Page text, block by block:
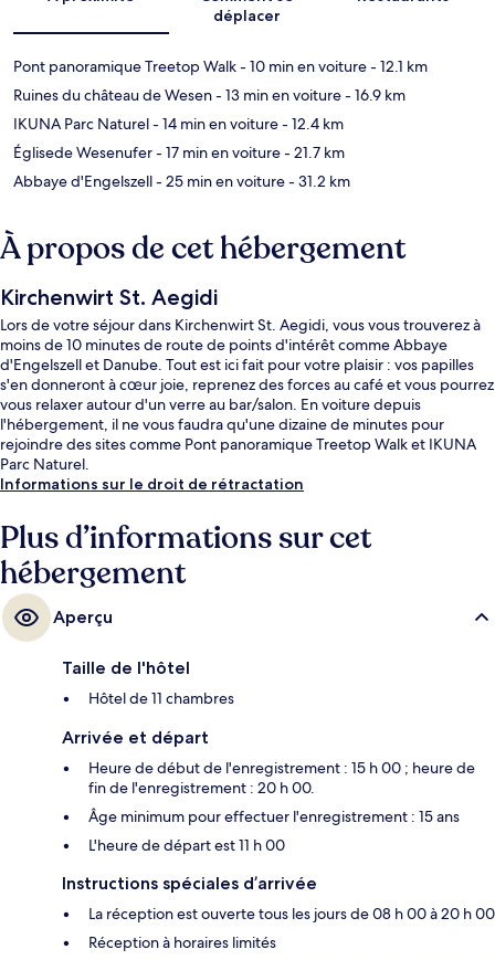
déplacer
Pont panoramique Treetop Walk- 10 min en voiture- 12.1 km
Ruines du château de Wesen- 13 min en voiture- 16.9 km
IKUNA Parc Naturel- 14 min en voiture- 12.4 km
Églisede Wesenufer- 17 min en voiture- 21.7 km
Abbaye d'Engelszell- 25 min en voiture- 31.2 km
À propos de cet hébergement
Kirchenwirt St. Aegidi
Lors de votre séjour dans Kirchenwirt St. Aegidi, vous vous trouverez à
moins de 10 minutes de route de points d'intérêt comme Abbaye
d'Engelszell et Danube. Tout est ici fait pour votre plaisir : vos papilles
s'en donneront à cœur joie, reprenez des forces au café et vous pourrez
vous relaxer autour d'un verre au bar/salon. En voiture depuis
l'hébergement, il ne vous faudra qu'une dizaine de minutes pour
rejoindre des sites comme Pont panoramique Treetop Walk et IKUNA
Parc Naturel.
Informations sur le droit de rétractation
Plus d’informations sur cet
hébergement
Aperçu
Taille de l'hôtel
Hôtel de 11 chambres
Arrivée et départ
Heure de début de l'enregistrement : 15 h 00 ; heure de
fin de l'enregistrement : 20 h 00.
Âge minimum pour effectuer l'enregistrement : 15 ans
L'heure de départ est 11 h 00
Instructions spéciales d’arrivée
La réception est ouverte tous les jours de 08 h 00 à 20 h 00
Réception à horaires limités